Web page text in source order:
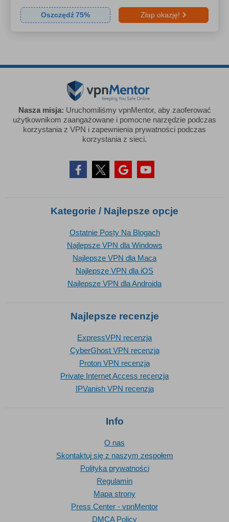
Oszczędź75% Złap okazję!
Nasza misja: Uruchomiliśmy vpnMentor, aby zaoferować
użytkownikom zaangażowane i pomocne narzędzie podczas
korzystania z VPN i zapewnienia prywatności podczas
korzystania z sieci.
Kategorie / Najlepsze opcje
Ostatnie Posty Na Blogach
Najlepsze VPN dla Windows
Najlepsze VPN dla Maca
Najlepsze VPN dla iOS
Najlepsze VPN dla Androida
Najlepsze recenzje
ExpressVPN recenzja
CyberGhost VPN recenzja
Proton VPN recenzja
Private Internet Access recenzja
IPVanish VPN recenzja
Info
O nas
Skontaktuj się z naszym zespołem
Polityka prywatności
Regulamin
Mapa strony
Press Center - vpnMentor
DMCA Policy